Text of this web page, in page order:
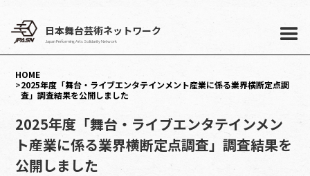
日本舞台芸術ネットワーク
Japan Performing Arts Solidarity Network
HOME
>2025年度「舞台・ライブエンタテインメント産業に係る業界横断定点調
査」調査結果を公開しました
2025年度「舞台・ライブエンタテインメン
ト産業に係る業界横断定点調査」調査結果を
公開しました